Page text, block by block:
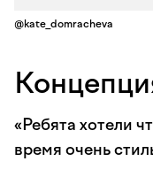
@kate_domracheva
«Ребята хотели
время очень